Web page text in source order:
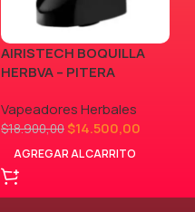
AIRISTECH BOQUILLA
HERBVA – PITERA
Vapeadores Herbales
$18.900,00$14.500,00
AGREGAR AL CARRITO